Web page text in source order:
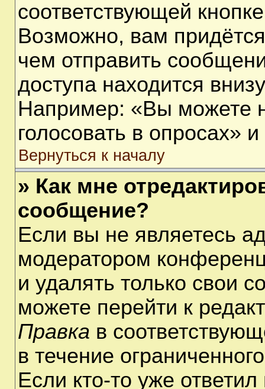
соответствующей
Возможно, вам
чем отправить
доступа находится
Например: «Вы можете
голосовать в опросах» и
Вернуться к началу
» Как мне
сообщение?
Если вы не являетесь
модератором
и удалять только свои
можете перейти к
Правка в
в течение
Если кто-то уже